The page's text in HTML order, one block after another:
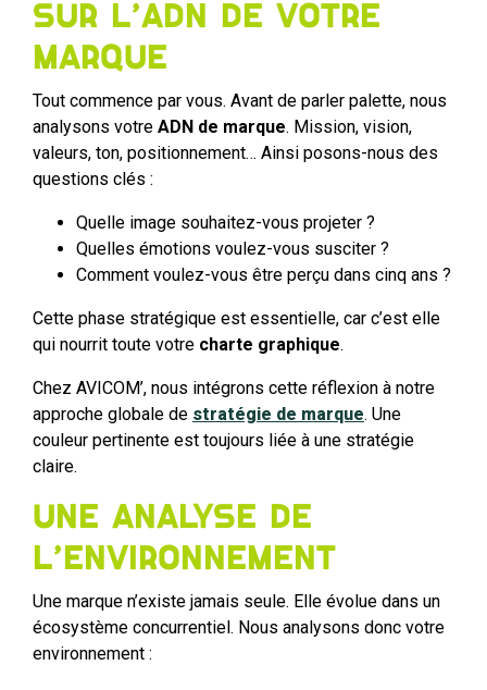
sur l’ADN de votre
marque
Tout commence par vous. Avant de parler palette, nous
analysons votre ADN de marque. Mission, vision,
valeurs, ton, positionnement… Ainsi posons-nous des
questions clés :
Quelle image souhaitez-vous projeter ?
Quelles émotions voulez-vous susciter ?
Comment voulez-vous être perçu dans cinq ans ?
Cette phase stratégique est essentielle, car c’est elle
qui nourrit toute votre charte graphique.
Chez AVICOM’, nous intégrons cette réflexion à notre
approche globale de stratégie de marque. Une
couleur pertinente est toujours liée à une stratégie
claire.
Une analyse de
l’environnement
Une marque n’existe jamais seule. Elle évolue dans un
écosystème concurrentiel. Nous analysons donc votre
environnement :